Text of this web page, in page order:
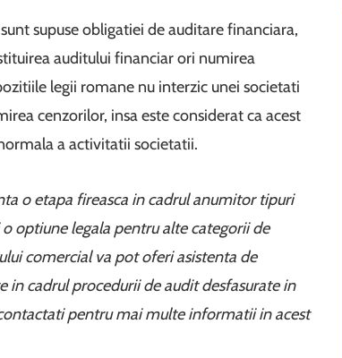
supuse obligatiei de auditare financiara,
auditului financiar ori numirea
legii romane nu interzic unei societati
cenzorilor, insa este considerat ca acest
a activitatii societatii.
o etapa fireasca in cadrul anumitor tipuri
optiune legala pentru alte categorii de
comercial va pot oferi asistenta de
cadrul procedurii de audit desfasurate in
pentru mai multe informatii in acest